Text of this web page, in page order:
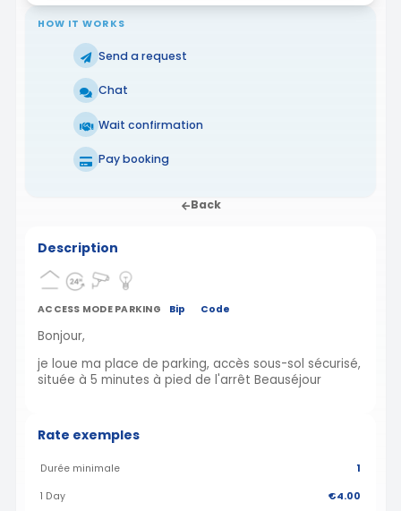
HOW IT WORKS
Send a request
Chat
Wait confirmation
Pay booking
Back
Description
ACCESS MODE PARKING Bip Code
Bonjour,
je loue ma place de parking, accès sous-sol sécurisé,
située à 5 minutes à pied de l'arrêt Beauséjour
Rate exemples
Durée minimale 1
1 Day €4.00